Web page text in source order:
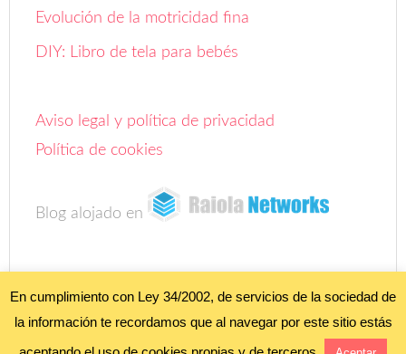
Evolución de la motricidad fina
DIY: Libro de tela para bebés
Aviso legal y política de privacidad
Política de cookies
Blog alojado en
• ALL RIGHTS RESERVED. •
POLÍTICA DE PRIVACIDAD";POLÍTICA DE COOKIES •
En cumplimiento con Ley 34/2002, de servicios de la sociedad de
la información te recordamos que al navegar por este sitio estás